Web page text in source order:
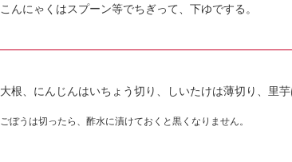
こんにゃくはスプーン等でちぎって、下ゆでする。
大根、にんじんはいちょう切り、しいたけは薄切り、里
ごぼうは切ったら、酢水に漬けておくと黒くなりません。